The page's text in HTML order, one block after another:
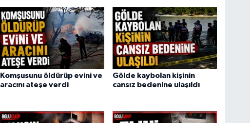
Komşusunu öldürüp evini ve
aracını ateşe verdi
Gölde kaybolan kişinin
cansız bedenine ulaşıldı